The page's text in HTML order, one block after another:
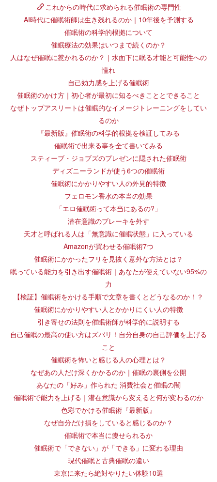
これからの時代に求められる催眠術の専門性
AI時代に催眠術師は生き残れるのか｜10年後を予測する
催眠術の科学的根拠について
催眠療法の効果はいつまで続くのか？
人はなぜ催眠に惹かれるのか？｜水面下に眠る才能と可能性への
憧れ
自己効力感を上げる催眠術
催眠術のかけ方｜初心者が最初に知るべきこととできること
なぜトップアスリートは催眠的なイメージトレーニングをしてい
るのか
『最新版』催眠術の科学的根拠を検証してみる
催眠術で出来る事を全て書いてみる
スティーブ・ジョブズのプレゼンに隠された催眠術
ディズニーランドが使う6つの催眠術
催眠術にかかりやすい人の外見的特徴
フェロモン香水の本当の効果
「エロ催眠術って本当にあるの?」
潜在意識のブレーキを外す
天才と呼ばれる人は「無意識に催眠状態」に入っている
Amazonが買わせる催眠術7つ
催眠術にかかったフリを見抜く意外な方法とは？
眠っている能力を引き出す催眠術｜あなたが使えていない95%の
力
【検証】催眠術をかける手順で文章を書くとどうなるのか！？
催眠術にかかりやすい人とかかりにくい人の特徴
引き寄せの法則を催眠術師が科学的に説明する
自己催眠の最高の使い方はズバリ！自分自身の自己評価を上げる
こと
催眠術を怖いと感じる人の心理とは？
なぜあの人だけ深くかかるのか｜催眠の裏側を公開
あなたの「好み」作られた 消費社会と催眠の闇
催眠術で能力を上げる｜潜在意識から変えると何が変わるのか
色彩でかける催眠術『最新版』
なぜ自分だけ損をしていると感じるのか？
催眠術で本当に痩せられるか
催眠術で「できない」が「できる」に変わる理由
現代催眠と古典催眠の違い
東京に来たら絶対やりたい体験10選